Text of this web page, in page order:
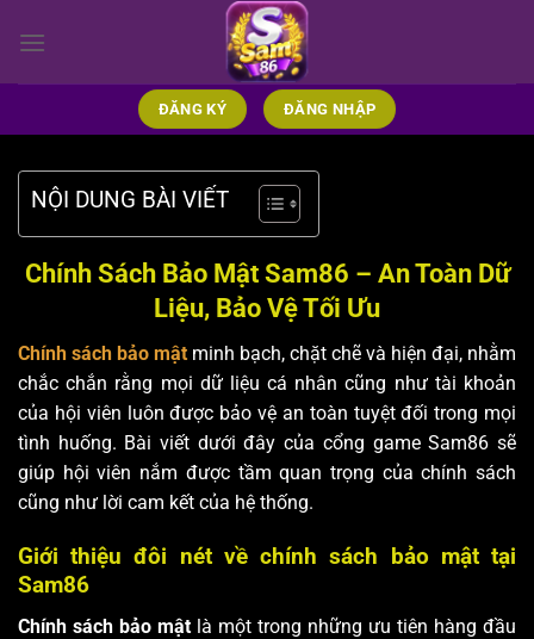
qua
ĐĂNG KÝ ĐĂNG NHẬP
NỘI DUNG BÀI VIẾT
Chính Sách Bảo Mật Sam86 – An Toàn Dữ
Liệu, Bảo Vệ Tối Ưu
Chính sách bảo mật minh bạch, chặt chẽ và hiện đại, nhằm
chắc chắn rằng mọi dữ liệu cá nhân cũng như tài khoản
của hội viên luôn được bảo vệ an toàn tuyệt đối trong mọi
tình huống. Bài viết dưới đây của cổng game Sam86 sẽ
giúp hội viên nắm được tầm quan trọng của chính sách
cũng như lời cam kết của hệ thống.
Giới thiệu đôi nét về chính sách bảo mật tại
Sam86
Chính sách bảo mật là một trong những ưu tiên hàng đầu